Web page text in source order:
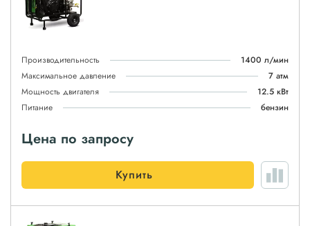
Производительность
1400 л/мин
Максимальное давление
7 атм
Мощность двигателя
12.5 кВт
Питание
бензин
Цена по запросу
Купить